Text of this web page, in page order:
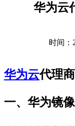
华为云
时间：
华为云代理
一、华为镜